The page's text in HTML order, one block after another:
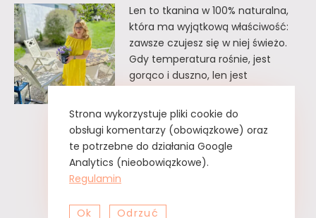
Len to tkanina w 100% naturalna,
która ma wyjątkową właściwość:
zawsze czujesz się w niej świeżo.
Gdy temperatura rośnie, jest
gorąco i duszno, len jest
faktów o lnie, których
prawdopodobnie nie znałaś. Fakty
o lnie, których nie znałaś Lnu nie
trzeba prasować. Wystarczy tzw.
Czytaj dalej
Strona wykorzystuje pliki cookie do
obsługi komentarzy (obowiązkowe) oraz
te potrzebne do działania Google
Analytics (nieobowiązkowe).
Regulamin
Ok Odrzuć